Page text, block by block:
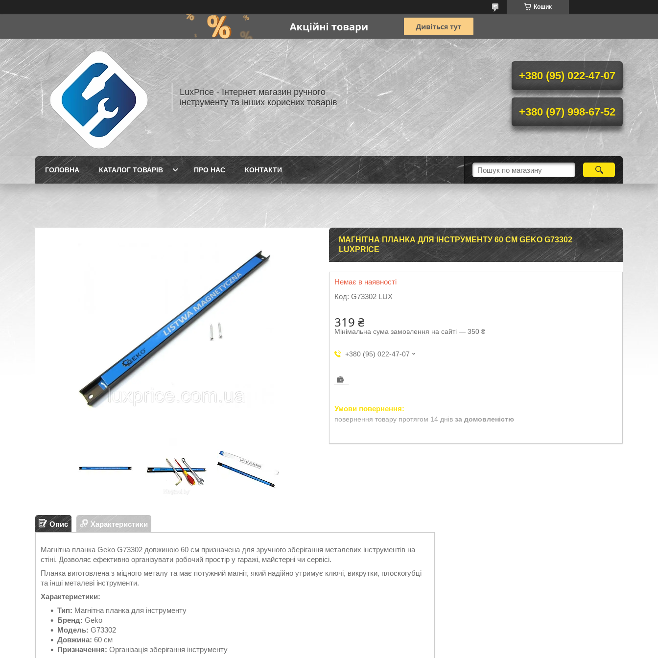
Кошик
LuxPrice - Інтернет магазин ручного
інструменту та інших корисних товарів
+380 (95) 022-47-07
+380 (97) 998-67-52
ГОЛОВНА КАТАЛОГ ТОВАРІВ ПРО НАС КОНТАКТИ
МАГНІТНА ПЛАНКА ДЛЯ ІНСТРУМЕНТУ 60 СМ GEKO G73302
LUXPRICE
Немає в наявності
Код: G73302 LUX
319 ₴
Мінімальна сума замовлення на сайті — 350 ₴
+380 (95) 022-47-07
повернення товару протягом 14 днів за домовленістю
Опис Характеристики
Магнітна планка Geko G73302 довжиною 60 см призначена для зручного зберігання металевих інструментів на
стіні. Дозволяє ефективно організувати робочий простір у гаражі, майстерні чи сервісі.
Планка виготовлена з міцного металу та має потужний магніт, який надійно утримує ключі, викрутки, плоскогубці
та інші металеві інструменти.
Характеристики:
Тип: Магнітна планка для інструменту
Бренд: Geko
Модель: G73302
Довжина: 60 см
Призначення: Організація зберігання інструменту